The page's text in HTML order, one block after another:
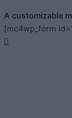
A customizable
[mc4wp_form